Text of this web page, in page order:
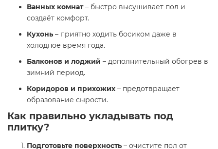
Ванных комнат– быстро высушивает пол и
создаёт комфорт.
Кухонь – приятно ходить босиком даже в
холодное время года.
Балконов и лоджий – дополнительный обогрев в
зимний период.
Коридоров и прихожих – предотвращает
образование сырости.
Как правильно укладывать под
плитку?
Подготовьте поверхность – очистите пол от